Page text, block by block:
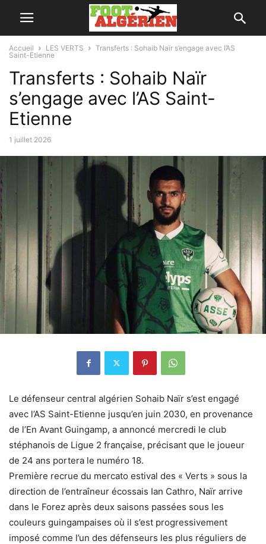
Accueil LES VERTS
Transferts : Sohaib Naïr s’engage avec l’AS
Saint-Etienne
Transferts : Sohaib Naïr
s’engage avec l’AS Saint-
Etienne
1 juillet 2026
Le défenseur central algérien Sohaib Naïr s’est engagé
avec l’AS Saint-Etienne jusqu’en juin 2030, en provenance
de l’En Avant Guingamp, a annoncé mercredi le club
stéphanois de Ligue 2 française, précisant que le joueur
de 24 ans portera le numéro 18.
Première recrue du mercato estival des « Verts » sous la
direction de l’entraîneur écossais Ian Cathro, Naïr arrive
dans le Forez après deux saisons passées sous les
couleurs guingampaises où il s’est progressivement
imposé comme l’un des défenseurs les plus réguliers de